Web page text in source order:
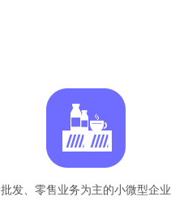
批发、零售业务为主的小微型企业